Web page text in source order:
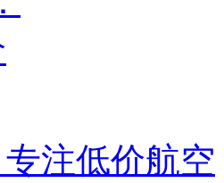
注低价航空